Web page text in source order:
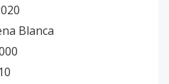
Blanca